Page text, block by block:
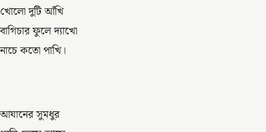
খোলো দুটি আঁখি
বাগিচার ফুলে দ্যাখো
নাচে কতো পাখি।
আযানের সুমধুর